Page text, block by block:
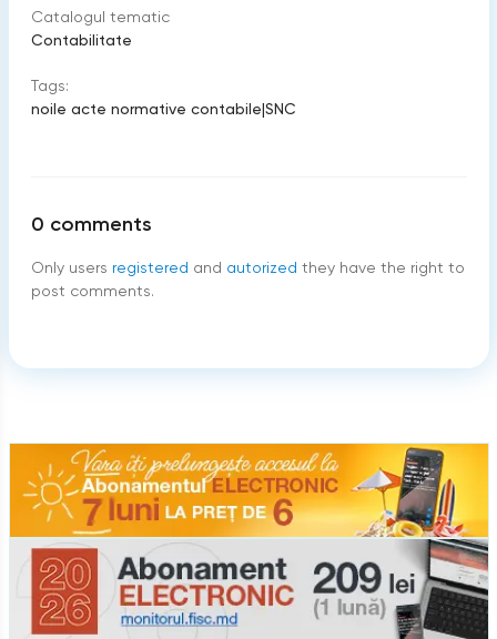
Catalogul tematic
Contabilitate
Tags:
noile acte normative contabile|SNC
0 comments
Only users registered and autorized they have the right to
post comments.